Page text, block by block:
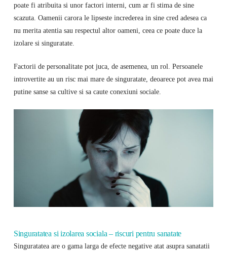
poate fi atribuita si unor factori interni, cum ar fi stima de sine
scazuta. Oamenii carora le lipseste increderea in sine cred adesea ca
nu merita atentia sau respectul altor oameni, ceea ce poate duce la
izolare si singuratate.
Factorii de personalitate pot juca, de asemenea, un rol. Persoanele
introvertite au un risc mai mare de singuratate, deoarece pot avea mai
putine sanse sa cultive si sa caute conexiuni sociale.
Singuratatea si izolarea sociala – riscuri pentru sanatate
Singuratatea are o gama larga de efecte negative atat asupra sanatatii